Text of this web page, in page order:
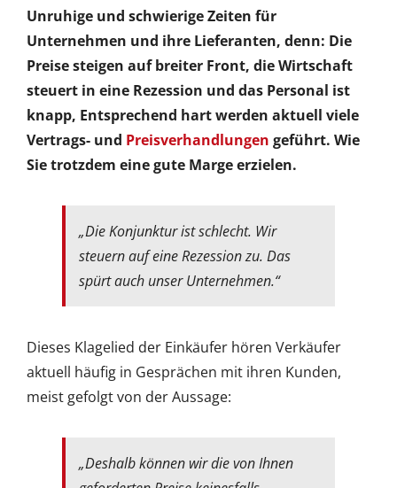
fairen
Preisen
Unruhige und schwierige Zeiten für
Unternehmen und ihre Lieferanten, denn: Die
Preise steigen auf breiter Front, die Wirtschaft
steuert in eine Rezession und das Personal ist
knapp, Entsprechend hart werden aktuell viele
Vertrags- und Preisverhandlungen geführt. Wie
Sie trotzdem eine gute Marge erzielen.
„Die Konjunktur ist schlecht. Wir
steuern auf eine Rezession zu. Das
spürt auch unser Unternehmen.“
Dieses Klagelied der Einkäufer hören Verkäufer
aktuell häufig in Gesprächen mit ihren Kunden,
meist gefolgt von der Aussage:
„Deshalb können wir die von Ihnen